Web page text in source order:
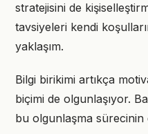
stratejisini de
tavsiyeleri kendi
yaklaşım.
Bilgi birikimi artıkça
biçimi de olgunlaşıyor.
bu olgunlaşma sürecinin